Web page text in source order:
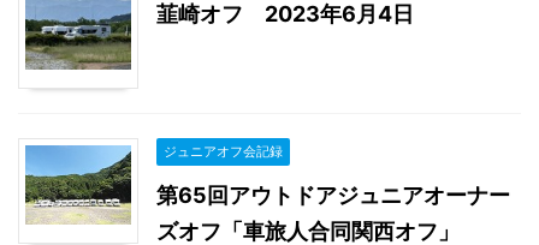
韮崎オフ 2023年6月4日
ジュニアオフ会記録
第65回アウトドアジュニアオーナー
ズオフ「車旅人合同関西オフ」